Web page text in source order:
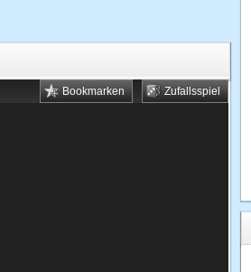
Zufallsspiel
Bookmarken